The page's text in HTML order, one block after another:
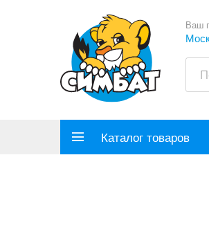
Ваш
Каталог товаров